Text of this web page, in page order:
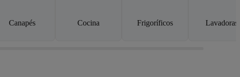
Canapés Cocina Frigoríficos Lavadoras